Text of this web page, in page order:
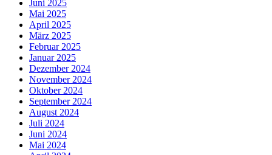
Juni 2025
Mai 2025
April 2025
März 2025
Februar 2025
Januar 2025
Dezember 2024
November 2024
Oktober 2024
September 2024
August 2024
Juli 2024
Juni 2024
Mai 2024